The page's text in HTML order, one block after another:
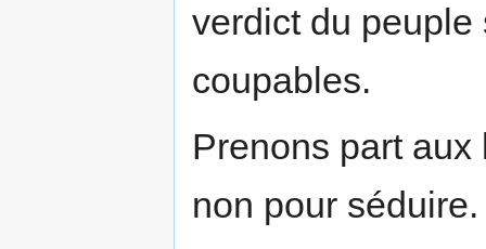
verdict du
coupables.
Prenons part
non pour séduire.